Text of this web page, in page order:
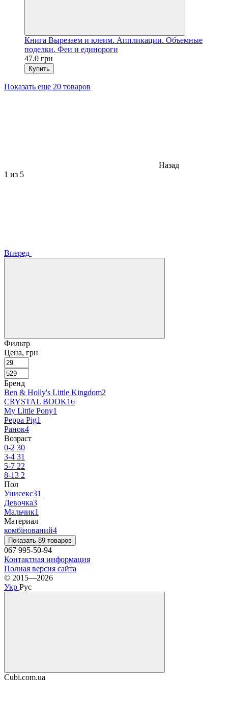
Книга Вырезаем и клеим. Аппликации. Объемные
поделки. Феи и единороги
47.0 грн
Купить
Показать еще 20 товаров
Назад
1 из 5
Вперед
Фильтр
Цена, грн
Бренд
Ben & Holly's Little Kingdom2
CRYSTAL BOOK16
My Little Pony1
Peppa Pig1
Ранок4
Возраст
0-2 30
3-4 31
5-7 22
8-13 2
Пол
Унисекс31
Девочка3
Мальчик1
Материал
комбінований4
Показать 89 товаров
067 995-50-94
Контактная информация
Полная версия сайта
© 2015—2026
Укр Рус
Cubi.com.ua